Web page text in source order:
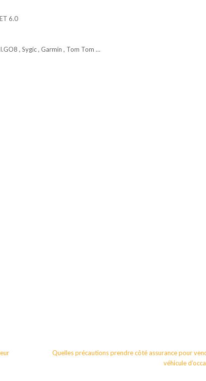
6.0
, Sygic , Garmin , Tom Tom …
Quelles précautions prendre côté assurance pour
véhicule